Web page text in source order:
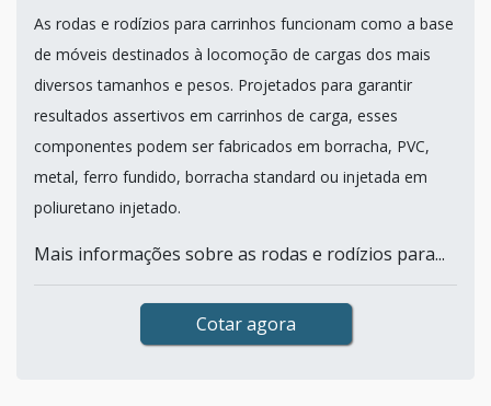
As rodas e rodízios para carrinhos funcionam como a base
de móveis destinados à locomoção de cargas dos mais
diversos tamanhos e pesos. Projetados para garantir
resultados assertivos em carrinhos de carga, esses
componentes podem ser fabricados em borracha, PVC,
metal, ferro fundido, borracha standard ou injetada em
poliuretano injetado.
Mais informações sobre as rodas e rodízios para...
Cotar agora